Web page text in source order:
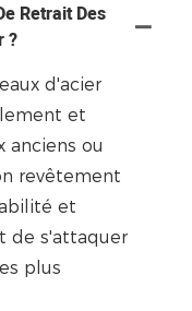
Retrait Des
?
d'acier
et
anciens ou
revêtement
et
de s'attaquer
plus